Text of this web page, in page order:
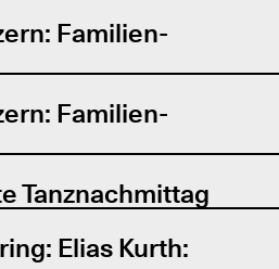
Familien-
Familien-
Tanznachmittag
Elias Kurth: